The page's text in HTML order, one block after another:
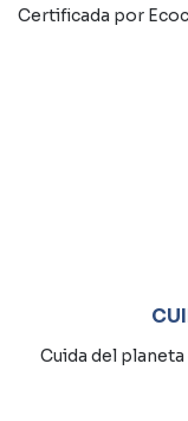
Certificada por
Cuida del